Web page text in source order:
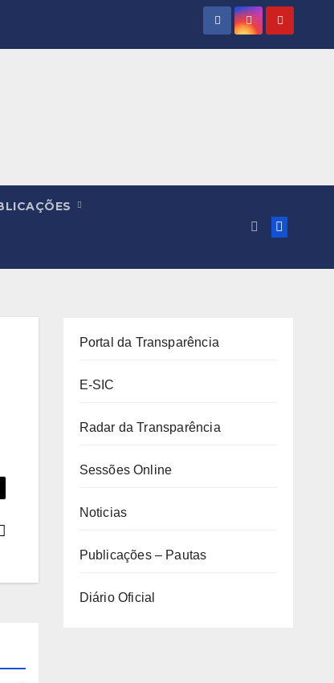
Portal da Transparência
E-SIC
Radar da Transparência
Sessões Online
Noticias
Publicações – Pautas
Diário Oficial